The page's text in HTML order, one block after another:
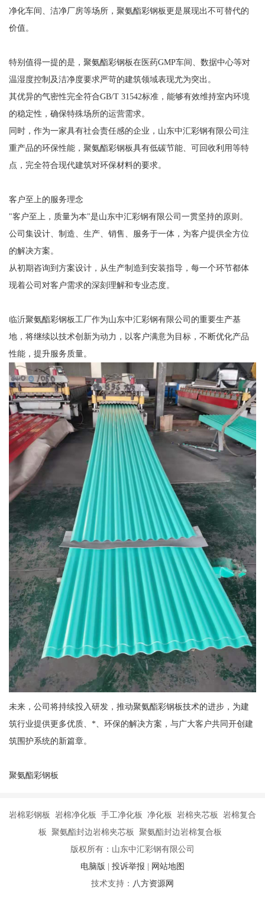
净化车间、洁净厂房等场所，聚氨酯彩钢板更是展现出不可替代的
价值。
特别值得一提的是，聚氨酯彩钢板在医药GMP车间、数据中心等对
温湿度控制及洁净度要求严苛的建筑领域表现尤为突出。
其优异的气密性完全符合GB/T 31542标准，能够有效维持室内环境
的稳定性，确保特殊场所的运营需求。
同时，作为一家具有社会责任感的企业，山东中汇彩钢有限公司注
重产品的环保性能，聚氨酯彩钢板具有低碳节能、可回收利用等特
点，完全符合现代建筑对环保材料的要求。
客户至上的服务理念
"客户至上，质量为本"是山东中汇彩钢有限公司一贯坚持的原则。
公司集设计、制造、生产、销售、服务于一体，为客户提供全方位
的解决方案。
从初期咨询到方案设计，从生产制造到安装指导，每一个环节都体
现着公司对客户需求的深刻理解和专业态度。
临沂聚氨酯彩钢板工厂作为山东中汇彩钢有限公司的重要生产基
地，将继续以技术创新为动力，以客户满意为目标，不断优化产品
性能，提升服务质量。
未来，公司将持续投入研发，推动聚氨酯彩钢板技术的进步，为建
筑行业提供更多优质、*、环保的解决方案，与广大客户共同开创建
筑围护系统的新篇章。
聚氨酯彩钢板
岩棉彩钢板 岩棉净化板 手工净化板 净化板 岩棉夹芯板 岩棉复合
板 聚氨酯封边岩棉夹芯板 聚氨酯封边岩棉复合板
版权所有：山东中汇彩钢有限公司
电脑版 | 投诉举报 | 网站地图
技术支持： 八方资源网